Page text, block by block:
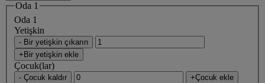
Oda 1
Oda 1
Yetişkin
- Bir yetişkin çıkarın
+Bir yetişkin ekle
Çocuk(lar)
- Çocuk kaldır +Çocuk ekle